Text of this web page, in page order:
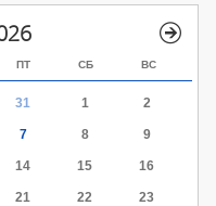
ПТ СБ ВС
31 1 2
7 8 9
14 15 16
21 22 23